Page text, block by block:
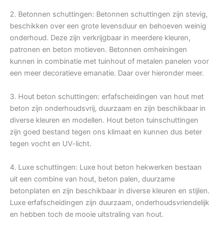
2. Betonnen schuttingen: Betonnen schuttingen zijn stevig,
beschikken over een grote levensduur en behoeven weinig
onderhoud. Deze zijn verkrijgbaar in meerdere kleuren,
patronen en beton motieven. Betonnen omheiningen
kunnen in combinatie met tuinhout of metalen panelen voor
een meer decoratieve emanatie. Daar over hieronder meer.
3. Hout beton schuttingen: erfafscheidingen van hout met
beton zijn onderhoudsvrij, duurzaam en zijn beschikbaar in
diverse kleuren en modellen. Hout beton tuinschuttingen
zijn goed bestand tegen ons klimaat en kunnen dus beter
tegen vocht en UV-licht.
4. Luxe schuttingen: Luxe hout beton hekwerken bestaan
uit een combine van hout, beton palen, duurzame
betonplaten en zijn beschikbaar in diverse kleuren en stijlen.
Luxe erfafscheidingen zijn duurzaam, onderhoudsvriendelijk
en hebben toch de mooie uitstraling van hout.